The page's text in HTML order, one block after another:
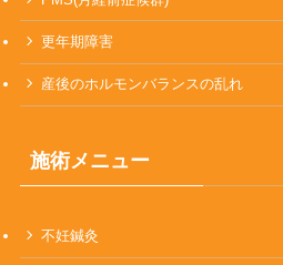
更年期障害
産後のホルモンバランスの乱れ
施術メニュー
不妊鍼灸